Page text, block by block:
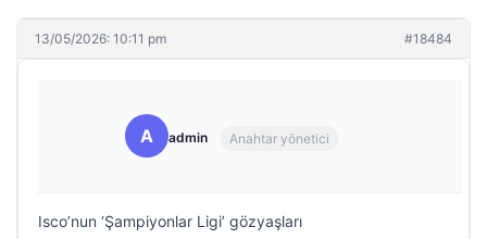
13/05/2026: 10:11 pm #18484
A admin Anahtar yönetici
Isco’nun ‘Şampiyonlar Ligi’ gözyaşları